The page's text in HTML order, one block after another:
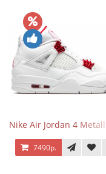
Nike Air Jordan 4
7490р.